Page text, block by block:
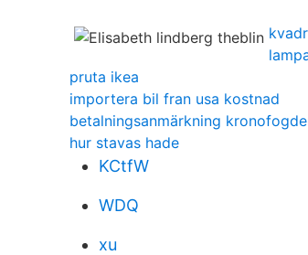
pruta ikea
importera bil fran usa kostnad
betalningsanmärkning
hur stavas hade
KCtfW
WDQ
xu